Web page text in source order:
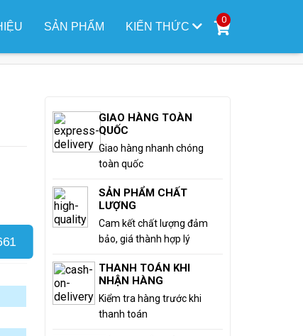
SẢN PHẨM KIẾN THỨC
0
GIAO HÀNG TOÀN
QUỐC
Giao hàng nhanh chóng
toàn quốc
SẢN PHẨM CHẤT
LƯỢNG
Cam kết chất lượng đảm
bảo, giá thành hợp lý
THANH TOÁN KHI
NHẬN HÀNG
Kiểm tra hàng trước khi
thanh toán